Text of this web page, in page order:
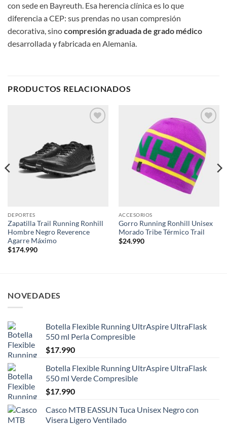
con sede en Bayreuth. Esa herencia clínica es lo que
diferencia a CEP: sus prendas no usan compresión
decorativa, sinocompresión graduada de grado médico
desarrollada y fabricada en Alemania.
PRODUCTOS RELACIONADOS
DEPORTES
Zapatilla Trail Running Ronhill
Hombre Negro Reverence
Agarre Máximo
$174.990
Add to
wishlist
ACCESORIOS
Gorro Running Ronhill Unisex
Morado Tribe Térmico Trail
$24.990
NOVEDADES
Botella Flexible Running UltrAspire UltraFlask
550 ml Perla Compresible
$17.990
Botella Flexible Running UltrAspire UltraFlask
550 ml Verde Compresible
$17.990
Casco MTB EASSUN Tuca Unisex Negro con
Visera Ligero Ventilado